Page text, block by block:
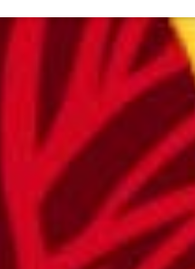
【8月10日】わくわく!!